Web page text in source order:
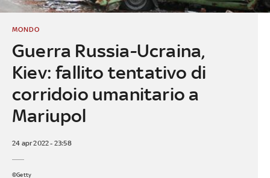
Guerra Russia-Ucraina,
Kiev: fallito tentativo di
corridoio umanitario a
Mariupol
MONDO
24 apr 2022 - 23:58
©Getty